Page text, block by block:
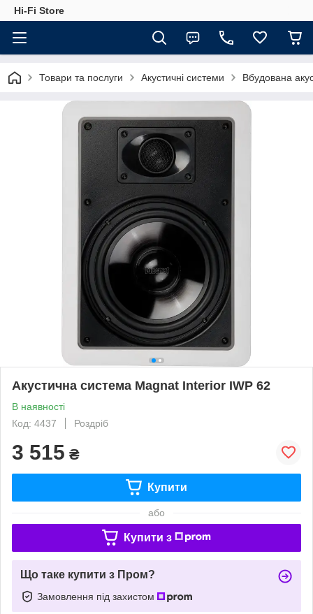
Hi-Fi Store
Товари та послуги Акустичні системи Вбудована
Акустична система Magnat Interior IWP 62
В наявності
Код: 4437
Роздріб
3 515 ₴
Купити
або
Купити з
Що таке купити з Пром?
Замовлення під захистом